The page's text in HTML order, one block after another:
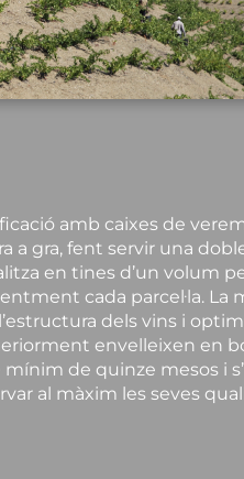
amb caixes de
a gra, fent servir una
en tines d’un volum
cada parcel·la. La
dels vins i
envelleixen en
de quinze mesos i
al màxim les seves